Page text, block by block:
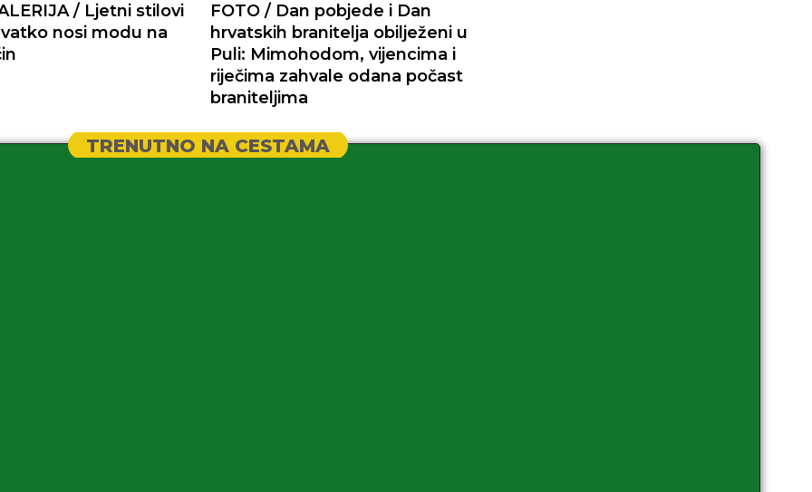
/ Ljetni stilovi
nosi modu na
FOTO / Dan pobjede i Dan
hrvatskih branitelja obilježeni u
Puli: Mimohodom, vijencima i
riječima zahvale odana počast
braniteljima
TRENUTNO NA CESTAMA